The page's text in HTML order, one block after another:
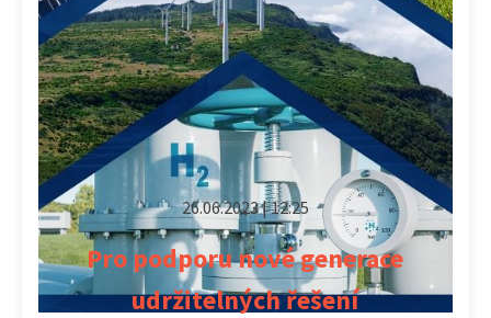
26.06.2023 | 12:25
Pro podporu nové generace
udržitelných řešení